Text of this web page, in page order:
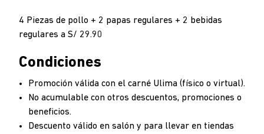
4 Piezas de pollo + 2 papas regulares + 2 bebidas
regulares a S/ 29.90
Condiciones
Promoción válida con el carné Ulima (físico o virtual).
No acumulable con otros descuentos, promociones o
beneficios.
Descuento válido en salón y para llevar en tiendas